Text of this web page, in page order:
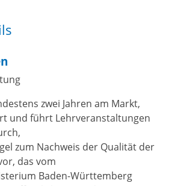
zwei Jahren am Markt,
und führt Lehrveranstaltungen
zum Nachweis der Qualität der
das vom
Baden-Württemberg